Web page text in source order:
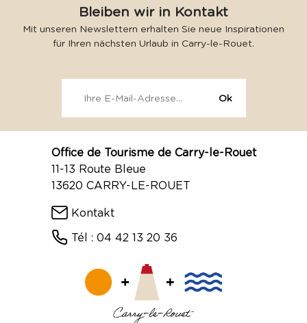
Bleiben wir in Kontakt
Mit unseren Newslettern erhalten Sie neue Inspirationen
für Ihren nächsten Urlaub in Carry-le-Rouet.
Office de Tourisme de Carry-le-Rouet
11-13 Route Bleue
13620 CARRY-LE-ROUET
Kontakt
Tél : 04 42 13 20 36